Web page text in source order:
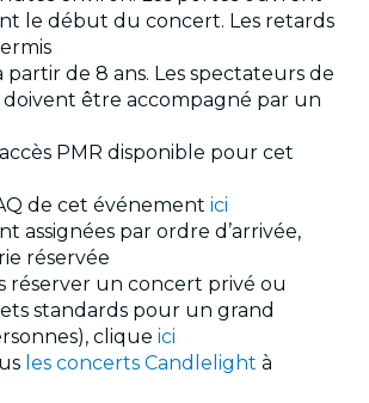
le début du concert. Les retards
partir de 8 ans. Les spectateurs de
doivent être accompagné par un
accès PMR disponible pour cet
de cet événement ici
assignées par ordre d’arrivée,
réservée
réserver un concert privé ou
standards pour un grand
clique ici
les concerts Candlelight à